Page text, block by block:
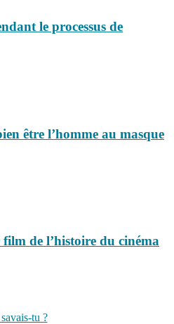
le processus de
être l’homme au masque
de l’histoire du cinéma
tu ?